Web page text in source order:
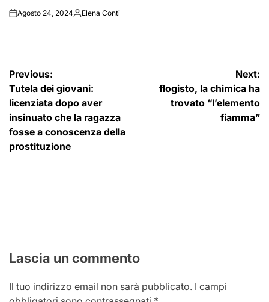
onAgosto 24, 2024Posted
Elena Conti
Navigazione
articoli
Previous:
Tutela dei giovani:
licenziata dopo aver
insinuato che la ragazza
fosse a conoscenza della
prostituzione
Next:
flogisto, la chimica ha
trovato “l’elemento
fiamma”
Lascia un commento
Il tuo indirizzo email non sarà pubblicato. I campi